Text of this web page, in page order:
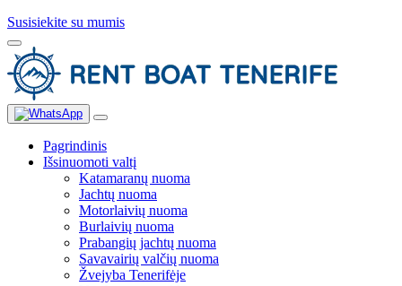
Susisiekite su mumis
Pagrindinis
Išsinuomoti valtį
Katamaranų nuoma
Jachtų nuoma
Motorlaivių nuoma
Burlaivių nuoma
Prabangių jachtų nuoma
Savavairių valčių nuoma
Žvejyba Tenerifėje